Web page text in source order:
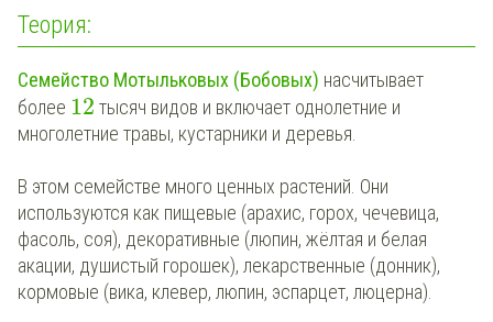
Теория:
Семейство Мотыльковых (Бобовых) насчитывает
более 12 тысяч видов и включает однолетние и
многолетние травы, кустарники и деревья.
В этом семействе много ценных растений. Они
используются как пищевые (арахис, горох, чечевица,
фасоль, соя), декоративные (люпин, жёлтая и белая
акации, душистый горошек), лекарственные (донник),
кормовые (вика, клевер, люпин, эспарцет, люцерна).